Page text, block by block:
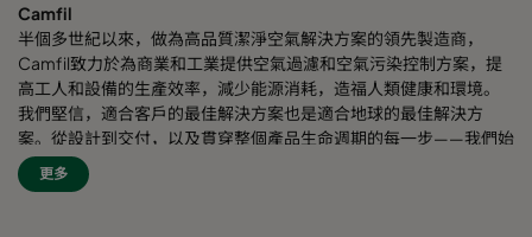
Camfil
半個多世紀以來，做為高品質潔淨空氣解決方案的領先製造商，
Camfil致力於為商業和工業提供空氣過濾和空氣污染控制方案，提
高工人和設備的生產效率，減少能源消耗，造福人類健康和環境。
我們堅信，適合客戶的最佳解決方案也是適合地球的最佳解決方
案。從設計到交付，以及貫穿整個產品生命週期的每一步——我們始
終考慮我們的事業對周圍員工乃至對整個世界的影響。我們採用全
新的問題解決方案、創新的設計、精準的工藝控制，高度重視客
更多